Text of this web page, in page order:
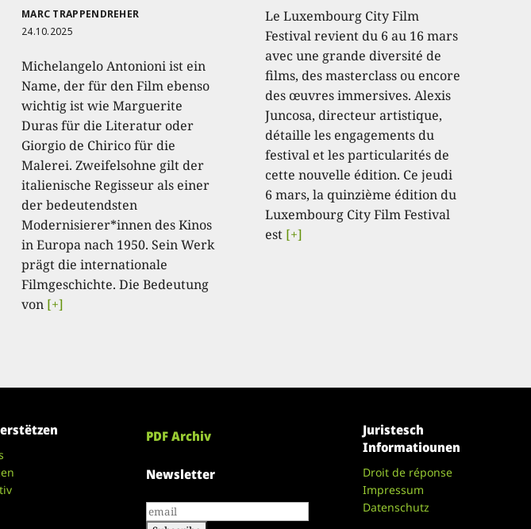
MARC TRAPPENDREHER
24.10.2025
Michelangelo Antonioni ist ein
Name, der für den Film ebenso
wichtig ist wie Marguerite
Duras für die Literatur oder
Giorgio de Chirico für die
Malerei. Zweifelsohne gilt der
italienische Regisseur als einer
der bedeutendsten
Modernisierer*innen des Kinos
in Europa nach 1950. Sein Werk
prägt die internationale
Filmgeschichte. Die Bedeutung
von [+]
Le Luxembourg City Film
Festival revient du 6 au 16 mars
avec une grande diversité de
films, des masterclass ou encore
des œuvres immersives. Alexis
Juncosa, directeur artistique,
détaille les engagements du
festival et les particularités de
cette nouvelle édition. Ce jeudi
6 mars, la quinzième édition du
Luxembourg City Film Festival
est [+]
PDF Archiv
Newsletter
Juristesch
Informatiounen
Droit de réponse
Impressum
Datenschutz